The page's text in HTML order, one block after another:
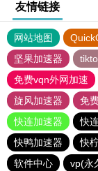
友情链接
网站地图
坚果加速器
免费vqn外网加速
旋风加速器
免
快连加速器
快
快鸭加速器
快
软件中心
vp(永